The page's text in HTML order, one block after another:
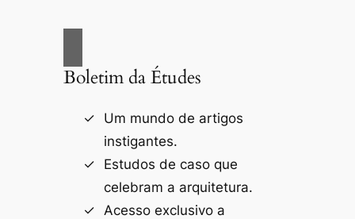
Boletim da Études
Um mundo de artigos
instigantes.
Estudos de caso que
celebram a arquitetura.
Acesso exclusivo a